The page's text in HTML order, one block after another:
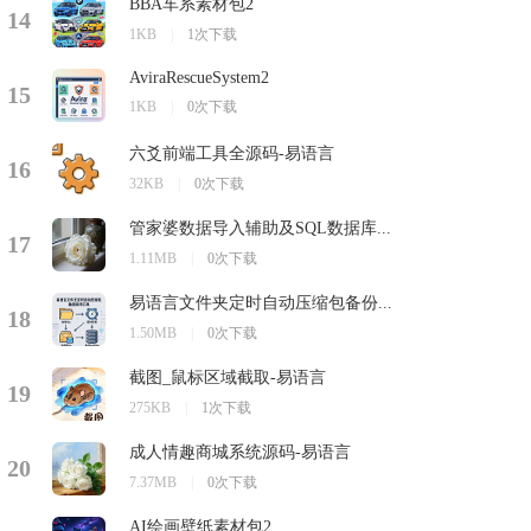
14
BBA车系素材包2
1KB 1次下载
15
AviraRescueSystem2
1KB 0次下载
16
六爻前端工具全源码-易语言
32KB 0次下载
17
管家婆数据导入辅助及SQL数据库...
1.11MB 0次下载
18
易语言文件夹定时自动压缩包备份...
1.50MB 0次下载
19
截图_鼠标区域截取-易语言
275KB 1次下载
20
成人情趣商城系统源码-易语言
7.37MB 0次下载
AI绘画壁纸素材包2